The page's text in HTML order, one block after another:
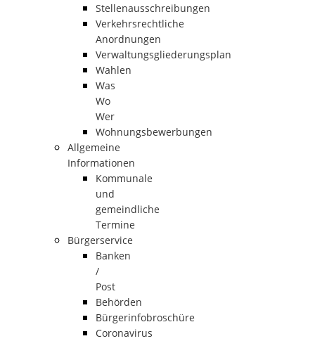
Stellenausschreibungen
Verkehrsrechtliche
Anordnungen
Verwaltungsgliederungsplan
Wahlen
Was
Wo
Wer
Wohnungsbewerbungen
Allgemeine
Informationen
Kommunale
und
gemeindliche
Termine
Bürgerservice
Banken
/
Post
Behörden
Bürgerinfobroschüre
Coronavirus